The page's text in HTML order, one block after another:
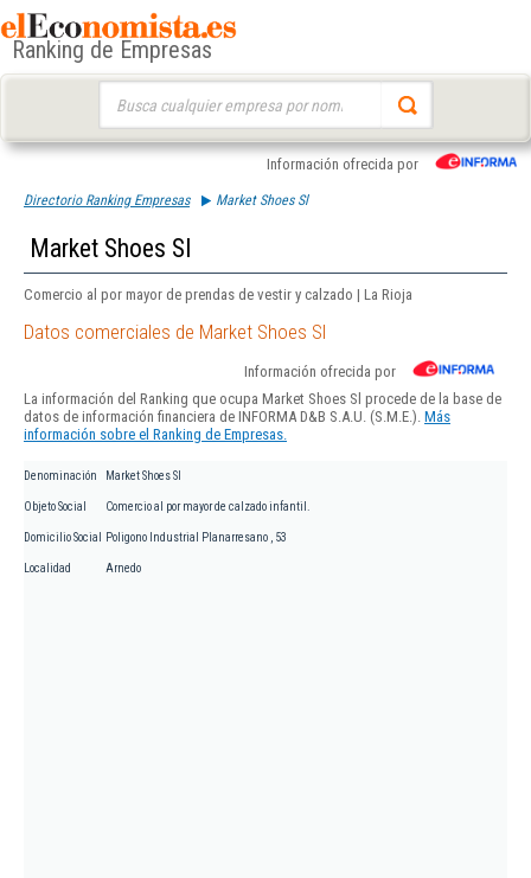
Ranking de Empresas
Información ofrecida por
Directorio Ranking Empresas Market Shoes Sl
Market Shoes Sl
Comercio al por mayor de prendas de vestir y calzado | La Rioja
Datos comerciales de Market Shoes Sl
Información ofrecida por
La información del Ranking que ocupa Market Shoes Sl procede de la base de
datos de información financiera de INFORMA D&B S.A.U. (S.M.E.). Más
información sobre el Ranking de Empresas.
Denominación Market Shoes Sl
Objeto Social Comercio al por mayor de calzado infantil.
Domicilio Social Poligono Industrial Planarresano , 53
Localidad Arnedo